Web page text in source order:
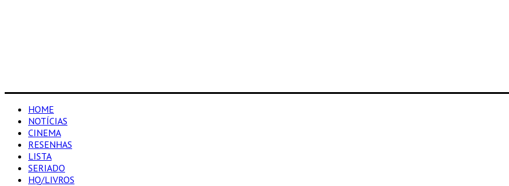
HOME
NOTÍCIAS
CINEMA
RESENHAS
LISTA
SERIADO
HQ/LIVROS